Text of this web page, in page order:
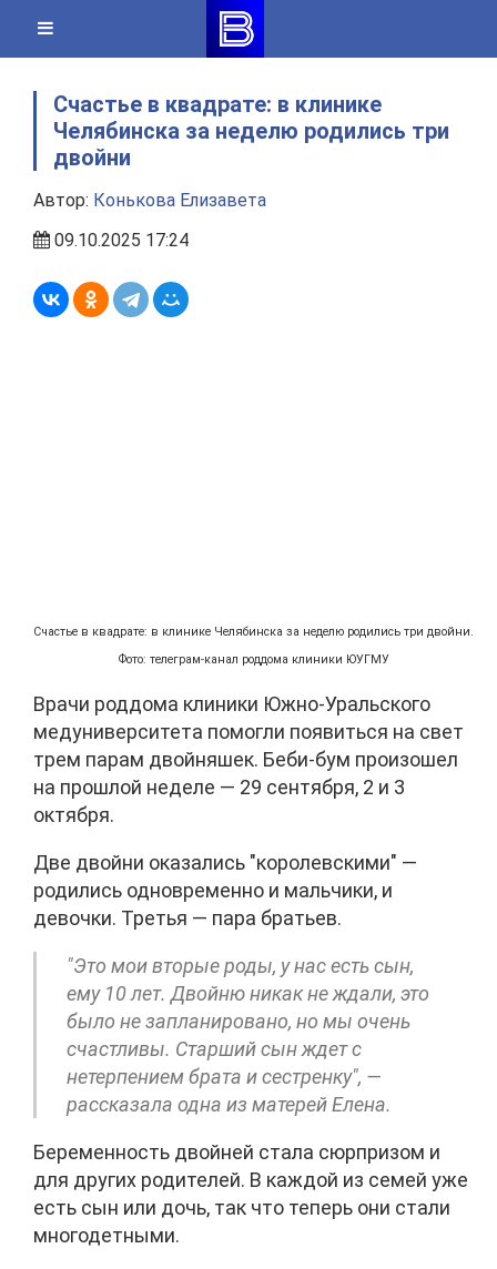
content
Счастье в квадрате: в клинике
Челябинска за неделю родились три
двойни
Автор: Конькова Елизавета
09.10.2025 17:24
Счастье в квадрате: в клинике Челябинска за неделю родились три двойни.
Фото: телеграм-канал роддома клиники ЮУГМУ
Врачи роддома клиники Южно-Уральского
медуниверситета помогли появиться на свет
трем парам двойняшек. Беби-бум произошел
на прошлой неделе — 29 сентября, 2 и 3
октября.
Две двойни оказались "королевскими" —
родились одновременно и мальчики, и
девочки. Третья — пара братьев.
"Это мои вторые роды, у нас есть сын,
ему 10 лет. Двойню никак не ждали, это
было не запланировано, но мы очень
счастливы. Старший сын ждет с
нетерпением брата и сестренку", —
рассказала одна из матерей Елена.
Беременность двойней стала сюрпризом и
для других родителей. В каждой из семей уже
есть сын или дочь, так что теперь они стали
многодетными.